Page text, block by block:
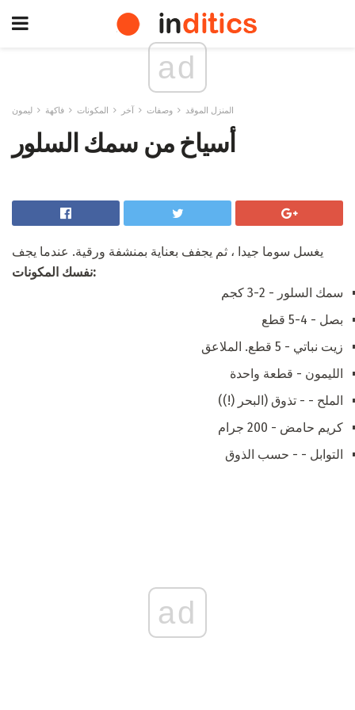
ad
المنزل الموقد وصفات آخر المكونات فاكهة ليمون
أسياخ من سمك السلور
يغسل سوما جيدا ، ثم يجفف بعناية بمنشفة ورقية. عندما يجف
نفسك المكونات:
سمك السلور - 2-3 كجم
بصل - 4-5 قطع
زيت نباتي - 5 قطع. الملاعق
الليمون - قطعة واحدة
الملح - - تذوق (البحر (!))
كريم حامض - 200 جرام
التوابل - - حسب الذوق
ad